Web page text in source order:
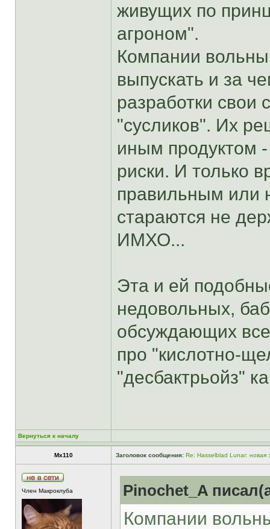
живущих по
агроном".
Компании
выпускать и за
разработки свои
"сусликов". Их
иным продуктом
риски. И только
правильным или
стараются не
ИМХО...
Эта и ей
недовольных,
обсуждающих
про "кислотно-
"десбактрьойз"
Вернуться к началу
Mx110 Заголовок сообщения: Re: Hasselblad Lunar: новая
Член Макроклуба Pinochet_A
Компании